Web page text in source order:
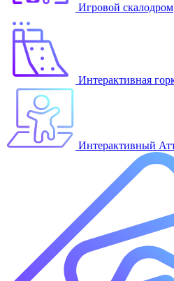
Игровой скалодром
Интерактивная
Интерактивный